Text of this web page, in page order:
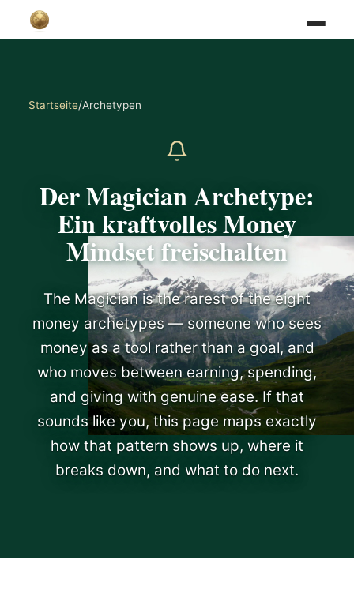
Startseite/Archetypen
Der Magician Archetype:
Ein kraftvolles Money
Mindset freischalten
The Magician is the rarest of the eight
money archetypes — someone who sees
money as a tool rather than a goal, and
who moves between earning, spending,
and giving with genuine ease. If that
sounds like you, this page maps exactly
how that pattern shows up, where it
breaks down, and what to do next.